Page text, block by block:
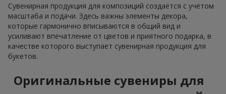
Сувенирная продукция для композиций создаётся с учётом
масштаба и подачи. Здесь важны элементы декора,
которые гармонично вписываются в общий вид и
усиливают впечатление от цветов и приятного подарка, в
качестве которого выступает сувенирная продукция для
букетов.
Оригинальные сувениры для